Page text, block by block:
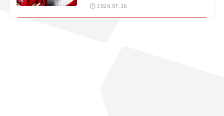
戦 岡山国際サーキット
2026.07.16